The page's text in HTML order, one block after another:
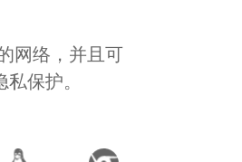
网络，并且可
保护。